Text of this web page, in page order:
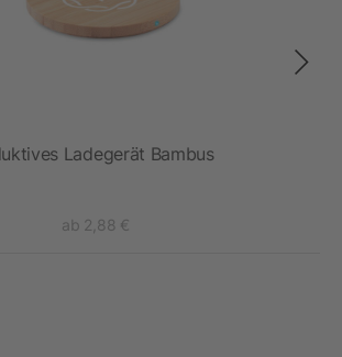
Ladegerät Bambus
ab 2,88 €